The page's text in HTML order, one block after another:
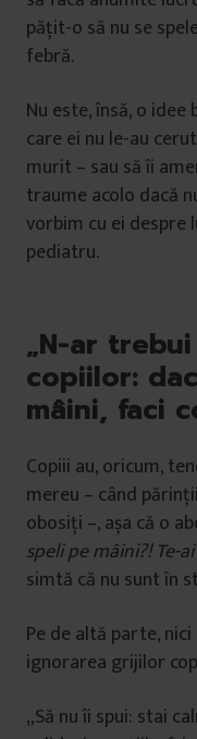
pățit-o să nu se
febră.
Nu este, însă, o
care ei nu le-au
murit – sau să îi
traume acolo dacă
vorbim cu ei despre
pediatru.
„N-ar
copiilor:
mâini, faci
Copiii au, oricum,
mereu – când
obosiți –, așa că o
speli pe mâini?! Te-
simtă că nu sunt în
Pe de altă parte,
ignorarea grijilor
„Să nu îi spui: stai